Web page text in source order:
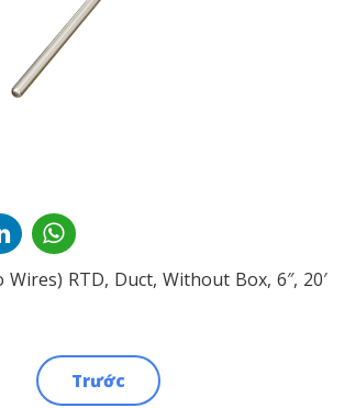
Wires) RTD, Duct, Without Box, 6″, 20′
Trước